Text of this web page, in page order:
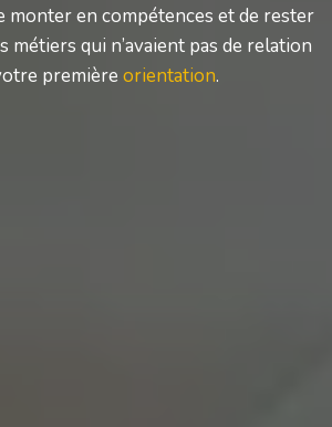
monter en compétences et de rester
métiers qui n’avaient pas de relation
première orientation.